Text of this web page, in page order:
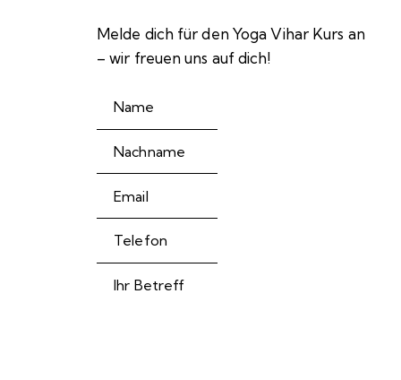
Melde dich für den Yoga Vihar Kurs an
– wir freuen uns auf dich!